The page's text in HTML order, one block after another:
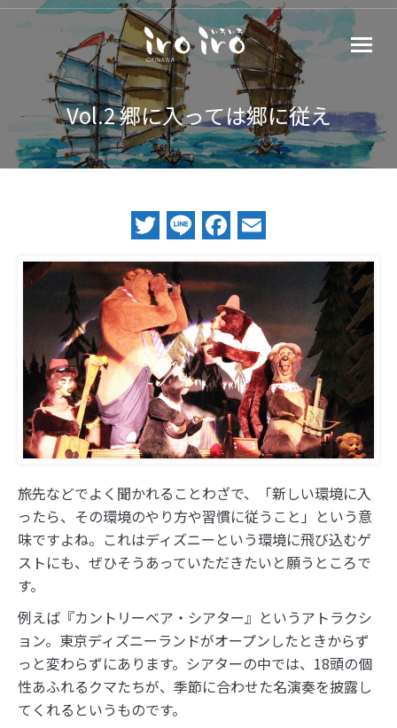
Vol.2 郷に入っては郷に従え
Twitter
LineFacebook
旅先などでよく聞かれることわざで、「新しい環境に入
ったら、その環境のやり方や習慣に従うこと」という意
味ですよね。これはディズニーという環境に飛び込むゲ
ストにも、ぜひそうあっていただきたいと願うところで
す。
例えば『カントリーベア・シアター』というアトラクシ
ョン。東京ディズニーランドがオープンしたときからず
っと変わらずにあります。シアターの中では、18頭の個
性あふれるクマたちが、季節に合わせた名演奏を披露し
てくれるというものです。